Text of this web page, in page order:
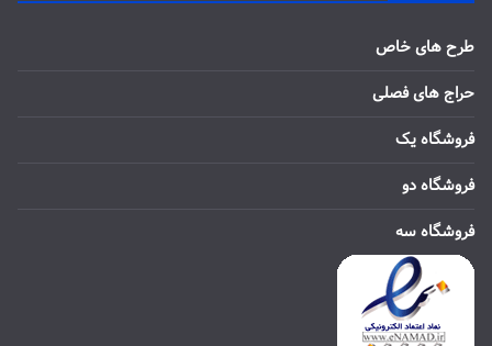
طرح های خاص
حراج های فصلی
فروشگاه یک
فروشگاه دو
فروشگاه سه